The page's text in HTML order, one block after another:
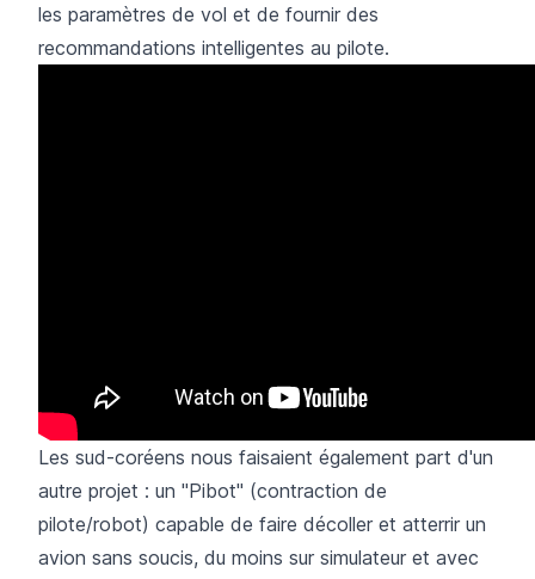
les paramètres de vol et de fournir des
recommandations intelligentes au pilote.
Les sud-coréens nous faisaient également part d'un
autre projet : un "Pibot" (contraction de
pilote/robot) capable de faire décoller et atterrir un
avion sans soucis, du moins sur simulateur et avec